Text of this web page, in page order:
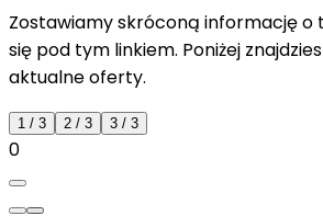
Zostawiamy skróconą informację o
się pod tym linkiem. Poniżej
aktualne oferty.
1 / 3 2 / 3 3 / 3
0